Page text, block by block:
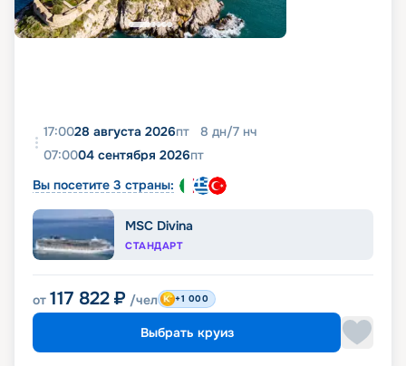
17:0028 августа 2026пт 8 дн/7 нч
07:0004 сентября 2026пт
Вы посетите 3 страны:
MSC Divina
СТАНДАРТ
от 117 822 ₽ /чел +1 000
Выбрать круиз